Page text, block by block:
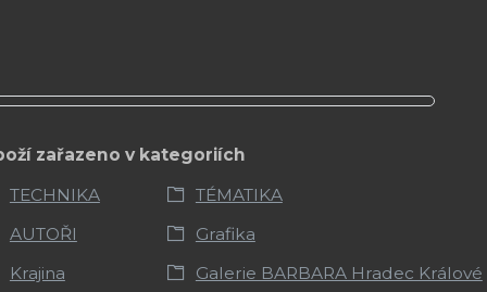
zařazeno v kategoriích
TECHNIKA
TÉMATIKA
AUTOŘI
Grafika
Krajina
Galerie BARBARA Hradec Králové